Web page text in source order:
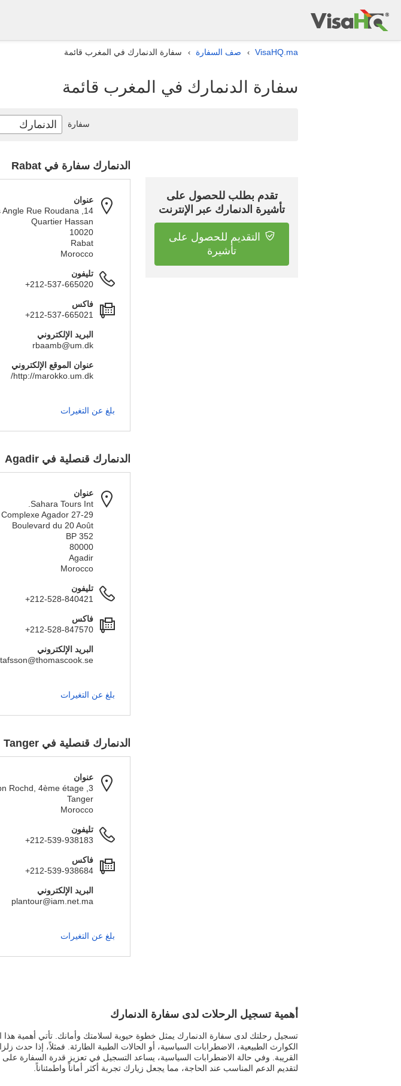
VisaHQ.ma
› صف السفارة › سفارة الدنمارك في المغرب قائمة
سفارة الدنمارك في المغرب قائمة
أهمية تسجيل الرحلات لدى سفارة الدنمارك
تسجيل رحلتك لدى سفارة الدنمارك يمثل خطوة حيوية لسلامتك وأمانك. تأتي أهمية
الكوارث الطبيعية، الاضطرابات السياسية، أو الحالات الطبية الطارئة. فمثلاً، إذا
القريبة. وفي حالة الاضطرابات السياسية، يساعد التسجيل في تعزيز قدرة السفارة
لتقديم الدعم المناسب عند الحاجة، مما يجعل زيارك تجربة أكثر أماناً واطمئناناً.
تقدم بطلب للحصول على
تأشيرة الدنمارك عبر الإنترنت
التقديم للحصول على
تأشيرة
الدنمارك سفارة في Rabat
عنوان
14, Rue Tiddas Angle Rue Roudana
Quartier Hassan
10020
Rabat
Morocco
تليفون
+212-537-665020
فاكس
+212-537-665021
البريد الإلكتروني
rbaamb@um.dk
عنوان الموقع الإلكتروني
http://marokko.um.dk/
بلغ عن التغيرات
الدنمارك قنصلية في Agadir
عنوان
Sahara Tours Int.
27-29 Complexe Agador
Boulevard du 20 Août
BP 352
80000
Agadir
Morocco
تليفون
+212-528-840421
فاكس
+212-528-847570
البريد الإلكتروني
بلغ عن التغيرات
الدنمارك قنصلية في Tanger
عنوان
3, Rue Ibn Rochd, 4ème étage
Tanger
Morocco
تليفون
+212-539-938183
فاكس
+212-539-938684
البريد الإلكتروني
plantour@iam.net.ma
بلغ عن التغيرات
سفارة الدنمارك